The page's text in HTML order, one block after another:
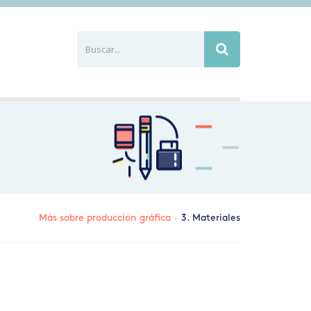
Más sobre producción gráfica · 3. Materiales